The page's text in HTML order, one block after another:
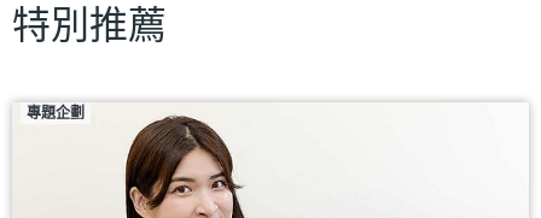
特別推薦
專題企劃